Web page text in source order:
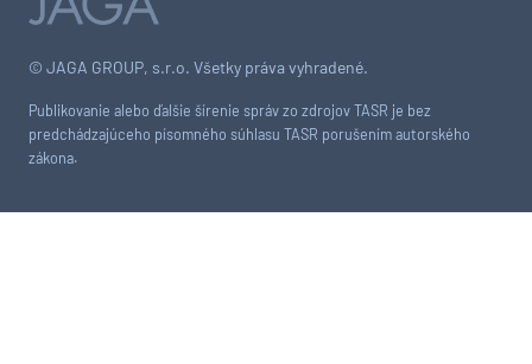
© JAGA GROUP, s.r.o. Všetky práva vyhradené.
Publikovanie alebo ďalšie šírenie správ zo zdrojov TASR je bez
predchádzajúceho písomného súhlasu TASR porušením autorského
zákona.